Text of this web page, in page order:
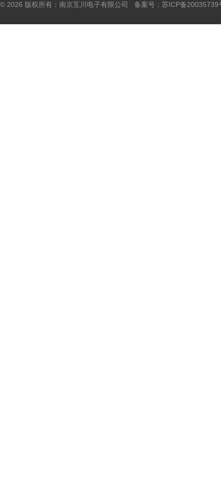
© 2026 版权所有：南京互川电子有限公司 备案号： 苏ICP备20035739